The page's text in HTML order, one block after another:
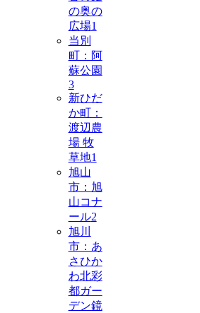
の奥の
広場1
当別
町：阿
蘇公園
3
新ひだ
か町：
渡辺農
場 牧
草地1
旭山
市：旭
山コナ
ール2
旭川
市：あ
さひか
わ北彩
都ガー
デン鏡